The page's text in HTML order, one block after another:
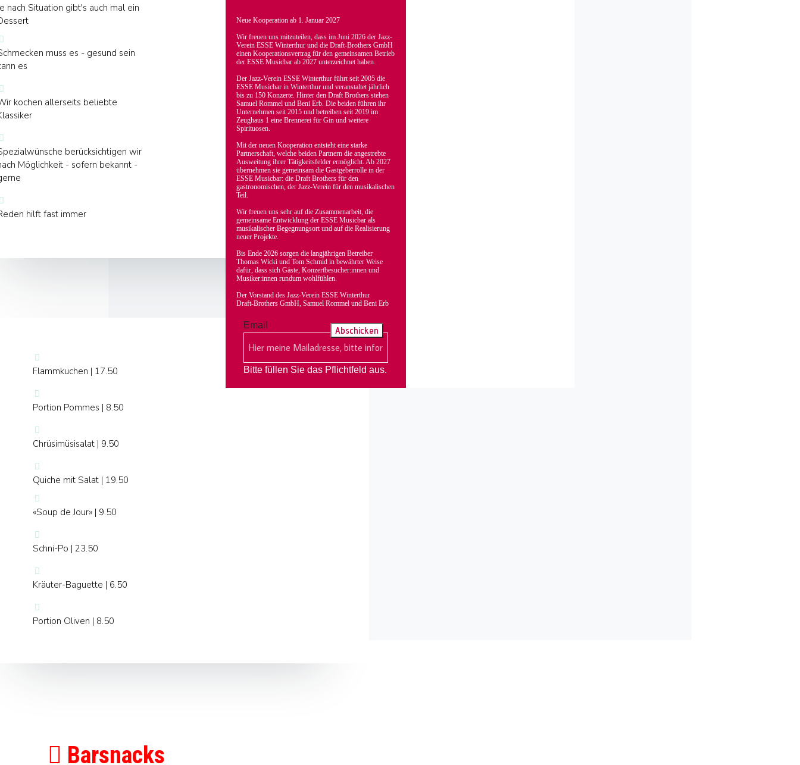
nach Situation gibt's auch mal ein
muss es - gesund sein
es
kochen allerseits beliebte
berücksichtigen wir
Möglichkeit - sofern bekannt -
hilft fast immer
Flammkuchen | 17.50
Portion Pommes | 8.50
Chrüsimüsisalat | 9.50
Quiche mit Salat | 19.50
«Soup de Jour» | 9.50
Schni-Po | 23.50
Kräuter-Baguette | 6.50
Portion Oliven | 8.50
Barsnacks
Neue Kooperation ab 1. Januar 2027
Wir freuen uns mitzuteilen, dass im Juni 2026 der Jazz-
Verein ESSE Winterthur und die Draft-Brothers GmbH
einen Kooperationsvertrag für den gemeinsamen Betrieb
der ESSE Musicbar ab 2027 unterzeichnet haben.
Der Jazz-Verein ESSE Winterthur führt seit 2005 die
ESSE Musicbar in Winterthur und veranstaltet jährlich
bis zu 150 Konzerte. Hinter den Draft Brothers stehen
Samuel Rommel und Beni Erb. Die beiden führen ihr
Unternehmen seit 2015 und betreiben seit 2019 im
Zeughaus 1 eine Brennerei für Gin und weitere
Spirituosen.
Mit der neuen Kooperation entsteht eine starke
Partnerschaft, welche beiden Partnern die angestrebte
Ausweitung ihrer Tätigkeitsfelder ermöglicht. Ab 2027
übernehmen sie gemeinsam die Gastgeberrolle in der
ESSE Musicbar: die Draft Brothers für den
gastronomischen, der Jazz-Verein für den musikalischen
Teil.
Wir freuen uns sehr auf die Zusammenarbeit, die
gemeinsame Entwicklung der ESSE Musicbar als
musikalischer Begegnungsort und auf die Realisierung
neuer Projekte.
Bis Ende 2026 sorgen die langjährigen Betreiber
Thomas Wicki und Tom Schmid in bewährter Weise
dafür, dass sich Gäste, Konzertbesucher:innen und
Musiker:innen rundum wohlfühlen.
Der Vorstand des Jazz-Verein ESSE Winterthur
Draft-Brothers GmbH, Samuel Rommel und Beni Erb
Email
Bitte füllen Sie das Pflichtfeld aus.
Abschicken